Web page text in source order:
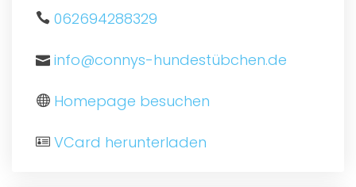
062694288329
info@connys-hundestübchen.de
Homepage besuchen
VCard herunterladen